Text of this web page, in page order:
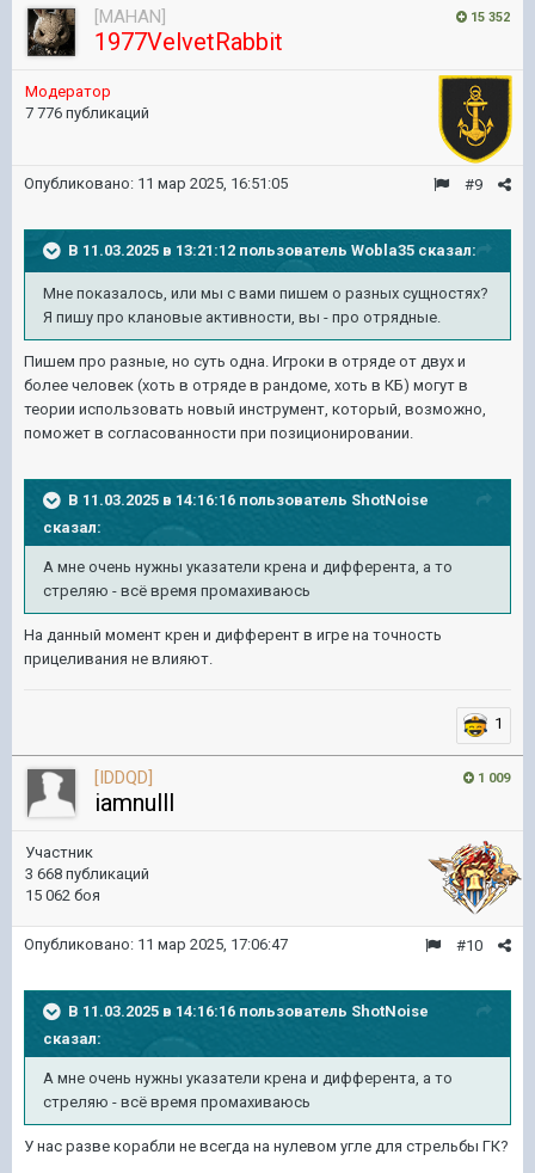
15 352
[MAHAN]
1977VelvetRabbit
Модератор
7 776 публикаций
#9
Опубликовано: 11 мар 2025, 16:51:05
В 11.03.2025 в 13:21:12 пользователь Wobla35 сказал:
Мне показалось, или мы с вами пишем о разных сущностях?
Я пишу про клановые активности, вы - про отрядные.
Пишем про разные, но суть одна. Игроки в отряде от двух и
более человек (хоть в отряде в рандоме, хоть в КБ) могут в
теории использовать новый инструмент, который, возможно,
поможет в согласованности при позиционировании.
В 11.03.2025 в 14:16:16 пользователь ShotNoise
сказал:
А мне очень нужны указатели крена и дифферента, а то
стреляю - всё время промахиваюсь
На данный момент крен и дифферент в игре на точность
прицеливания не влияют.
1
1 009
[IDDQD]
iamnulll
Участник
3 668 публикаций
15 062 боя
#10
Опубликовано: 11 мар 2025, 17:06:47
В 11.03.2025 в 14:16:16 пользователь ShotNoise
сказал:
А мне очень нужны указатели крена и дифферента, а то
стреляю - всё время промахиваюсь
У нас разве корабли не всегда на нулевом угле для стрельбы ГК?